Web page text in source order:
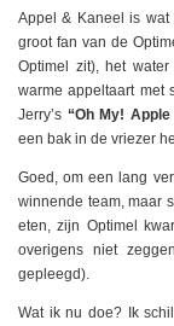
Appel & Kaneel is wat
groot fan van de
Optimel zit), het
warme appeltaart met
Jerry’s “Oh My! Apple
een bak in de vriezer
Goed, om een lang
winnende team, maar
eten, zijn Optimel
overigens niet
gepleegd).
Wat ik nu doe? Ik